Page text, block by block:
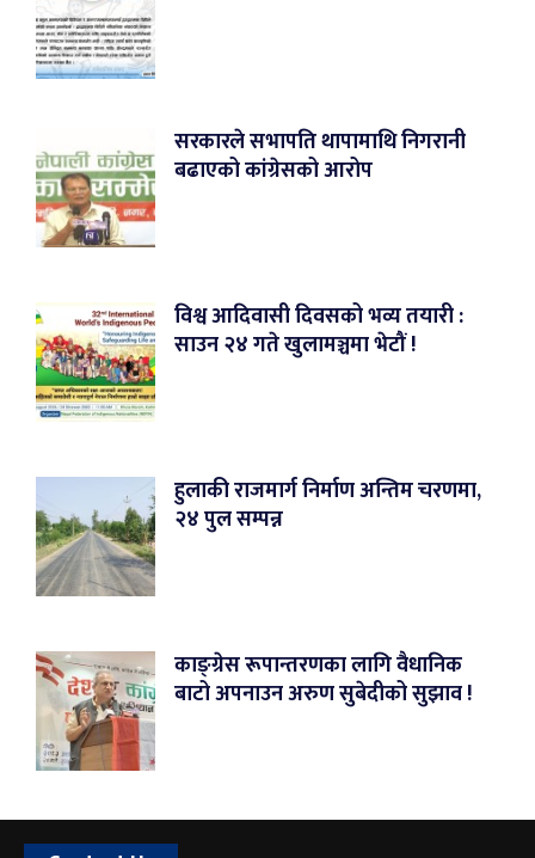
सरकारले सभापति थापामाथि निगरानी
बढाएको कांग्रेसको आरोप
विश्व आदिवासी दिवसको भव्य तयारी :
साउन २४ गते खुलामञ्चमा भेटौं !
हुलाकी राजमार्ग निर्माण अन्तिम चरणमा,
२४ पुल सम्पन्न
काङ्ग्रेस रूपान्तरणका लागि वैधानिक
बाटो अपनाउन अरुण सुबेदीको सुझाव !